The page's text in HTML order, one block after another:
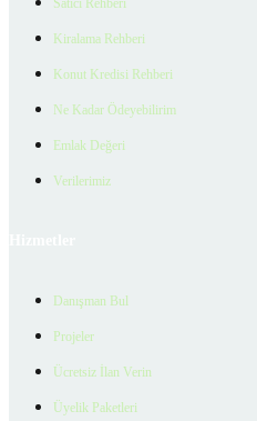
Satıcı Rehberi
Kiralama Rehberi
Konut Kredisi Rehberi
Ne Kadar Ödeyebilirim
Emlak Değeri
Verilerimiz
Danışman Bul
Projeler
Ücretsiz İlan Verin
Üyelik Paketleri